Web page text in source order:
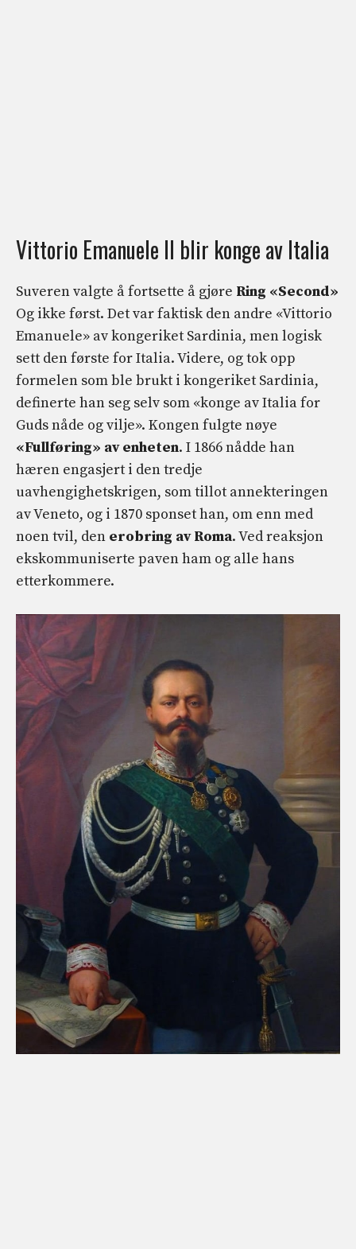
Vittorio Emanuele II blir konge av Italia
Suveren valgte å fortsette å gjøre Ring «Second»
Og ikke først. Det var faktisk den andre «Vittorio
Emanuele» av kongeriket Sardinia, men logisk
sett den første for Italia. Videre, og tok opp
formelen som ble brukt i kongeriket Sardinia,
definerte han seg selv som «konge av Italia for
Guds nåde og vilje». Kongen fulgte nøye
«Fullføring» av enheten. I 1866 nådde han
hæren engasjert i den tredje
uavhengighetskrigen, som tillot annekteringen
av Veneto, og i 1870 sponset han, om enn med
noen tvil, den erobring av Roma. Ved reaksjon
ekskommuniserte paven ham og alle hans
etterkommere.